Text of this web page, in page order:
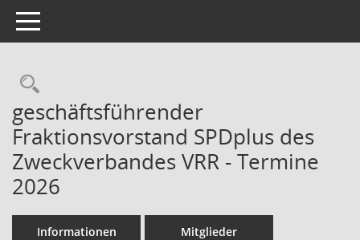
Toggle navigation
Rechercheauswahl
geschäftsführender
Fraktionsvorstand SPDplus des
Zweckverbandes VRR - Termine
2026
Informationen Mitglieder